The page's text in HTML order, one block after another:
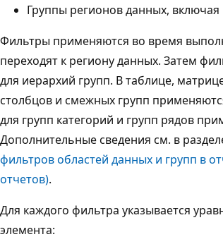
Группы регионов данных, включая
Фильтры применяются во время
переходят к региону данных. Затем
для иерархий групп. В таблице,
столбцов и смежных групп
для групп категорий и групп рядов
Дополнительные сведения см. в
фильтров областей данных и групп в
отчетов).
Для каждого фильтра указывается
элемента: